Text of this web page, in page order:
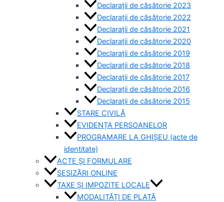
Declarații de căsătorie 2023
Declarații de căsătorie 2022
Declarații de căsătorie 2021
Declarații de căsătorie 2020
Declarații de căsătorie 2019
Declarații de căsătorie 2018
Declarații de căsătorie 2017
Declarații de căsătorie 2016
Declarații de căsătorie 2015
STARE CIVILĂ
EVIDENȚA PERSOANELOR
PROGRAMARE LA GHIȘEU (acte de
identitate)
ACTE ȘI FORMULARE
SESIZĂRI ONLINE
TAXE ȘI IMPOZITE LOCALE
MODALITĂȚI DE PLATĂ